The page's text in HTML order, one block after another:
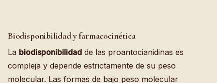
Biodisponibilidad y farmacocinética
La biodisponibilidad de las proantocianidinas es
compleja y depende estrictamente de su peso
molecular. Las formas de bajo peso molecular